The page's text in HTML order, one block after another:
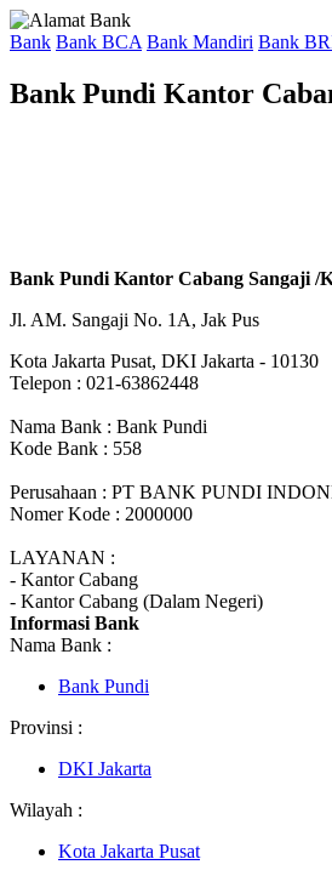
Bank Bank BCA Bank Mandiri Bank
Bank Pundi Kantor
Bank Pundi Kantor Cabang Sangaji /
Jl. AM. Sangaji No. 1A, Jak Pus
Kota Jakarta Pusat, DKI Jakarta - 10130
Telepon : 021-63862448
Nama Bank : Bank Pundi
Kode Bank : 558
Perusahaan : PT BANK PUNDI
Nomer Kode : 2000000
LAYANAN :
- Kantor Cabang
- Kantor Cabang (Dalam Negeri)
Informasi Bank
Nama Bank :
Bank Pundi
Provinsi :
DKI Jakarta
Wilayah :
Kota Jakarta Pusat